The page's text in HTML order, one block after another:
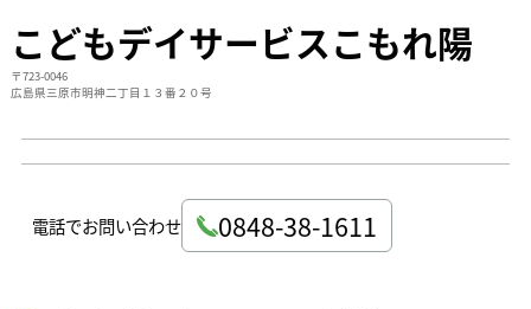
こどもデイサービスこもれ陽
〒723-0046
広島県三原市明神二丁目１３番２０号
電話でお問い合わせ 0848-38-1611